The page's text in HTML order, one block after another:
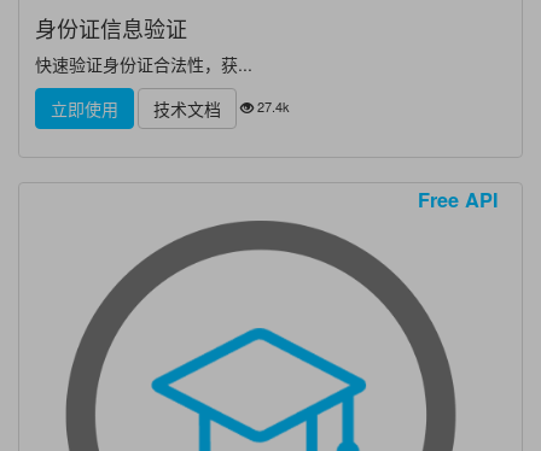
身份证信息验证
快速验证身份证合法性，获...
立即使用
技术文档 27.4k
Free API